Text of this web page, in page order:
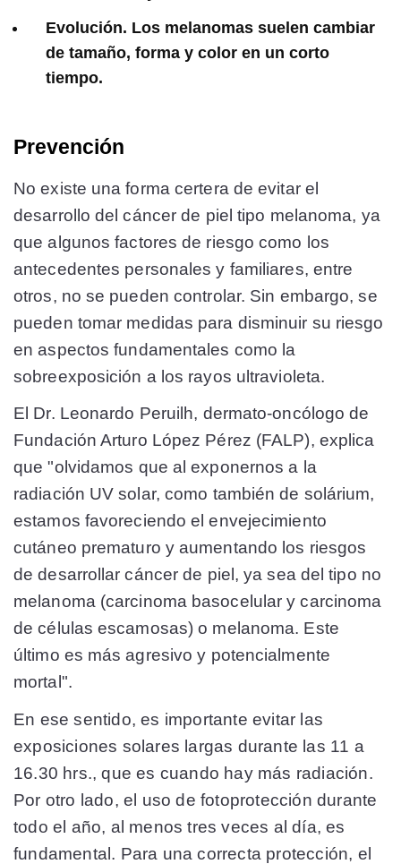
Evolución. Los melanomas suelen cambiar
de tamaño, forma y color en un corto
tiempo.
Prevención
No existe una forma certera de evitar el
desarrollo del cáncer de piel tipo melanoma, ya
que algunos factores de riesgo como los
antecedentes personales y familiares, entre
otros, no se pueden controlar. Sin embargo, se
pueden tomar medidas para disminuir su riesgo
en aspectos fundamentales como la
sobreexposición a los rayos ultravioleta.
El Dr. Leonardo Peruilh, dermato-oncólogo de
Fundación Arturo López Pérez (FALP), explica
que "olvidamos que al exponernos a la
radiación UV solar, como también de solárium,
estamos favoreciendo el envejecimiento
cutáneo prematuro y aumentando los riesgos
de desarrollar cáncer de piel, ya sea del tipo no
melanoma (carcinoma basocelular y carcinoma
de células escamosas) o melanoma. Este
último es más agresivo y potencialmente
mortal".
En ese sentido, es importante evitar las
exposiciones solares largas durante las 11 a
16.30 hrs., que es cuando hay más radiación.
Por otro lado, el uso de fotoprotección durante
todo el año, al menos tres veces al día, es
fundamental. Para una correcta protección, el